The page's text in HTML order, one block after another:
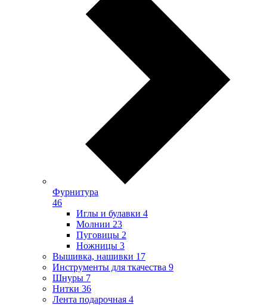
Фурнитура
46
Иглы и булавки 4
Молнии 23
Пуговицы 2
Ножницы 3
Вышивка, нашивки 17
Инструменты для ткачества 9
Шнуры 7
Нитки 36
Лента подарочная 4